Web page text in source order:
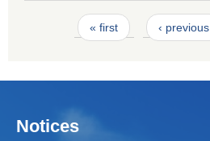
Pages« first ‹ previous
Notices